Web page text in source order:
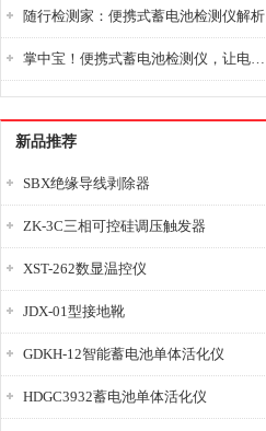
随行检测家：便携式蓄电池检测仪解析
掌中宝！便携式蓄电池检测仪，让电池检测变得简单又快捷！
新品推荐
SBX绝缘导线剥除器
ZK-3C三相可控硅调压触发器
XST-262数显温控仪
JDX-01型接地靴
GDKH-12智能蓄电池单体活化仪
HDGC3932蓄电池单体活化仪